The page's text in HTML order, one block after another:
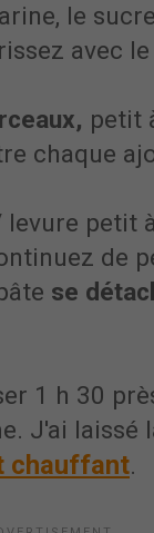
le
avec
petit
chaque
petit
de
se
1 h 30
J'ai laissé
chauffant.